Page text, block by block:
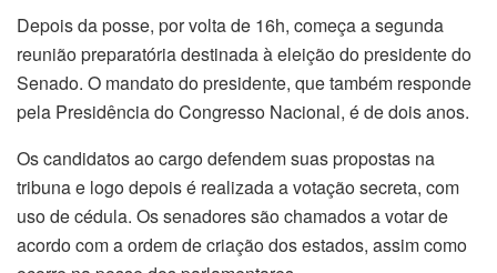
Depois da posse, por volta de 16h, começa a segunda
reunião preparatória destinada à eleição do presidente do
Senado. O mandato do presidente, que também responde
pela Presidência do Congresso Nacional, é de dois anos.
Os candidatos ao cargo defendem suas propostas na
tribuna e logo depois é realizada a votação secreta, com
uso de cédula. Os senadores são chamados a votar de
acordo com a ordem de criação dos estados, assim como